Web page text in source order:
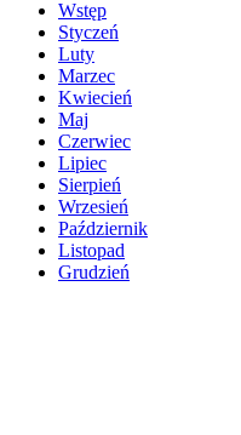
Wstęp
Styczeń
Luty
Marzec
Kwiecień
Maj
Czerwiec
Lipiec
Sierpień
Wrzesień
Październik
Listopad
Grudzień